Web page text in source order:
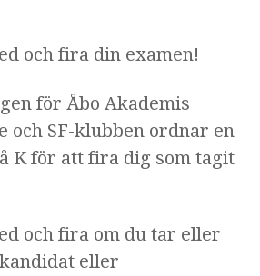
och fira din examen!
för Åbo Akademis
och SF-klubben ordnar en
K för att fira dig som tagit
och fira om du tar eller
eller